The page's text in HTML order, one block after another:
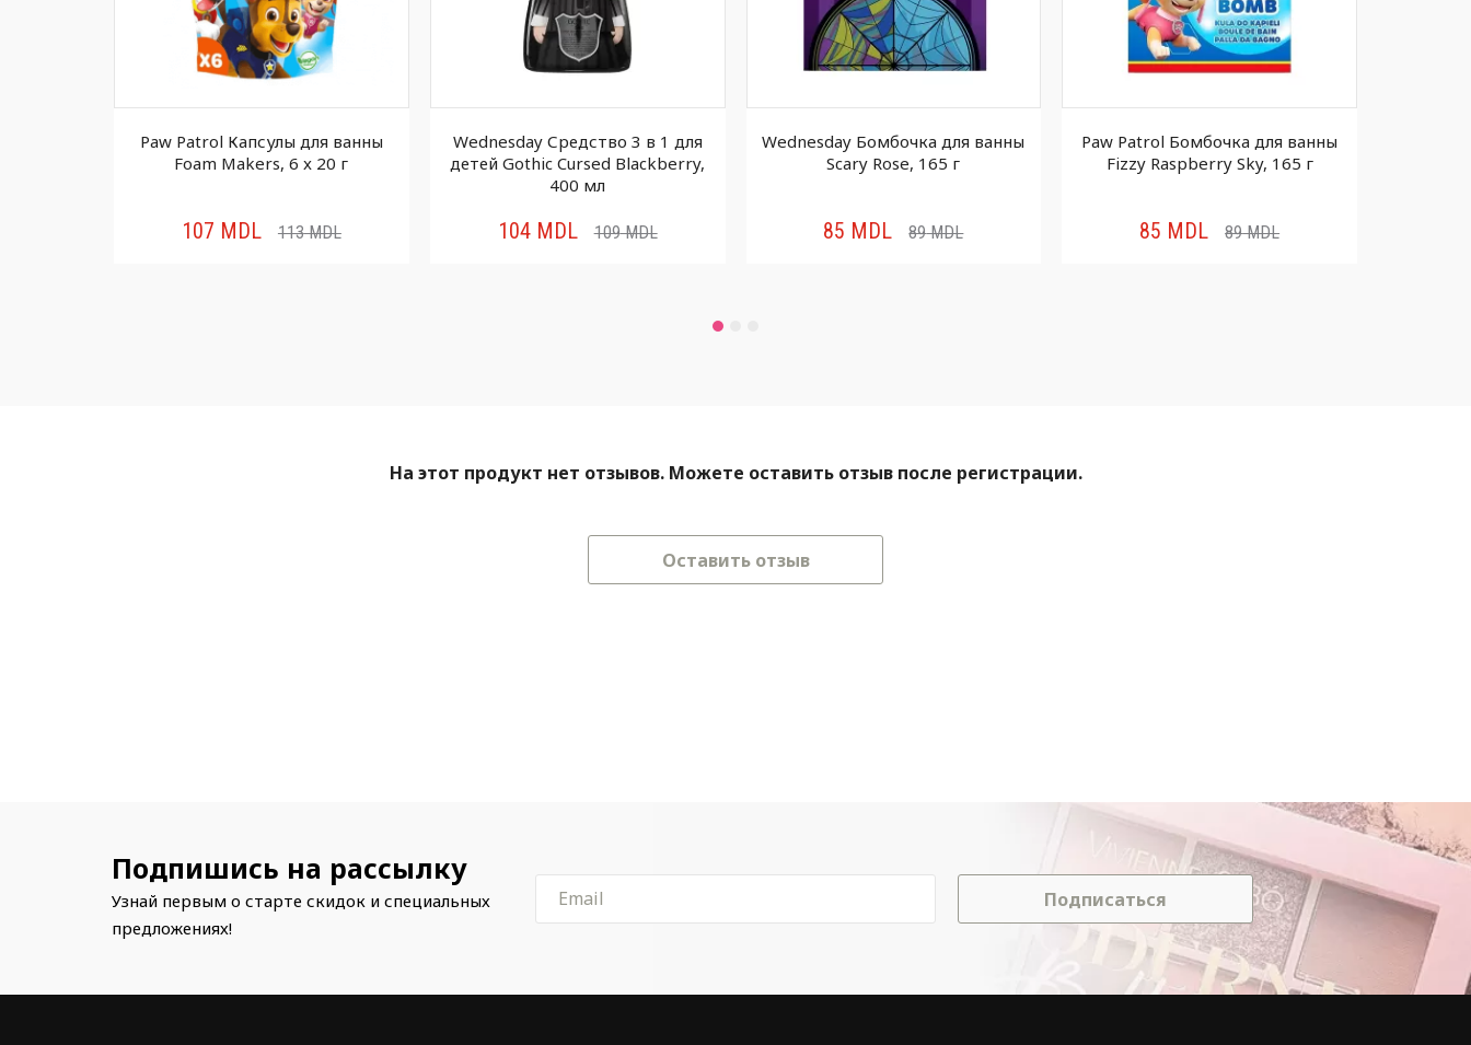
Paw Patrol Капсулы для ванны
Foam Makers, 6 x 20 г
107 MDL 113MDL
Wednesday Средство 3 в 1 для
детей Gothic Cursed Blackberry,
400 мл
104MDL 109MDL
Wednesday Бомбочка для ванны
Scary Rose, 165 г
85 MDL 89MDL
Paw Patrol Бомбочкa для ванны
Fizzy Raspberry Sky, 165 г
85 MDL 89MDL
На этот продукт нет отзывов. Можете оставить отзыв после регистрации.
Оставить отзыв
Подпишись на рассылку
Узнай первым о старте скидок и специальных
предложениях!
Подписаться